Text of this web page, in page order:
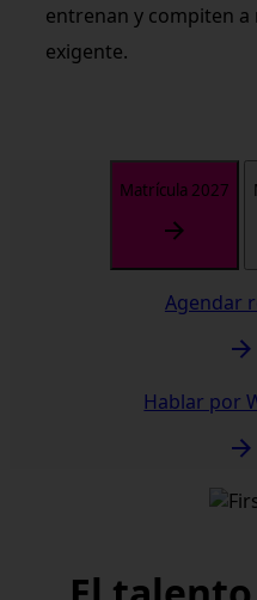
entrenan y compiten a
exigente.
Matrícula 2027
Agendar
Hablar por